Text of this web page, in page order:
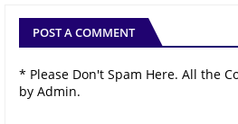
POST A COMMENT
* Please Don't Spam Here. All the
by Admin.